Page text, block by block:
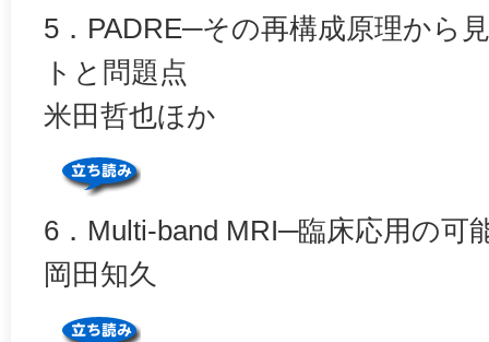
5．PADRE─その再構成原理から
トと問題点
米田哲也ほか
6．Multi-band MRI─臨床応用の可
岡田知久